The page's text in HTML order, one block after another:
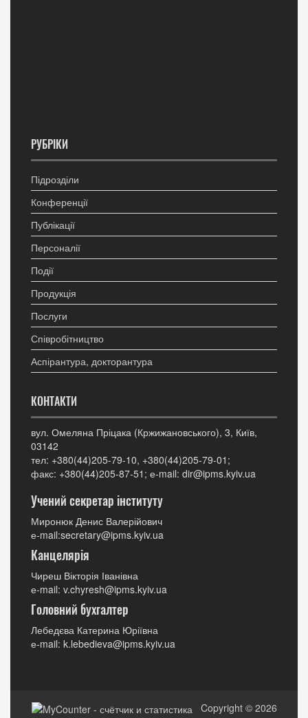
РУБРІКИ
Підрозділи
Конференції
Публікації
Персоналії
Події
Продукція
Послуги
Співробітництво
Аспірантура, докторантура
КОНТАКТИ
вул. Омеляна Пріцака (Кржижановського), 3, Київ,
03142
тел: +380(44)205-79-10, +380(44)205-79-01;
факс: +380(44)205-87-51; е-mail: dir@ipms.kyiv.ua
Учений секретар інституту
Миронюк Денис Валерійович
е-mail:secretary@ipms.kyiv.ua
Канцелярія
Чиреш Вікторія Іванівна
е-mail: v.chyresh@ipms.kyiv.ua
Головний бухгалтер
Лебедєва Катерина Юріївна
е-mail: k.lebedieva@ipms.kyiv.ua
Copyright © 2026